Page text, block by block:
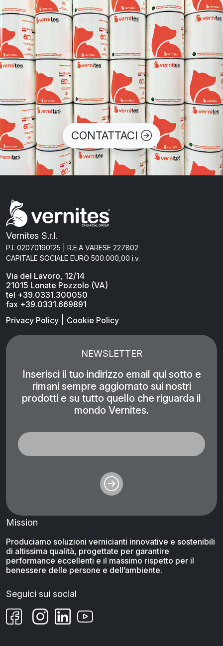
CONTATTACI
Vernites S.r.l.
P.I. 02070190125 | R.E.A VARESE 227802
CAPITALE SOCIALE EURO 500.000,00 i.v.
Via del Lavoro, 12/14
21015 Lonate Pozzolo (VA)
tel +39.0331.300050
fax +39.0331.669891
Privacy Policy
Cookie Policy
NEWSLETTER
Inserisci il tuo indirizzo email qui sotto e
rimani sempre aggiornato sui nostri
prodotti e su tutto quello che riguarda il
mondo Vernites.
Mission
Produciamo soluzioni vernicianti innovative e sostenibili
di altissima qualità, progettate per garantire
performance eccellenti e il massimo rispetto per il
benessere delle persone e dell’ambiente.
Seguici sui social